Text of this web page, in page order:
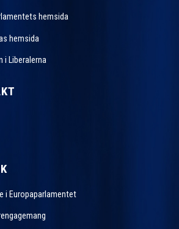
hemsida
hemsida
i Liberalerna
i Europaparlamentet